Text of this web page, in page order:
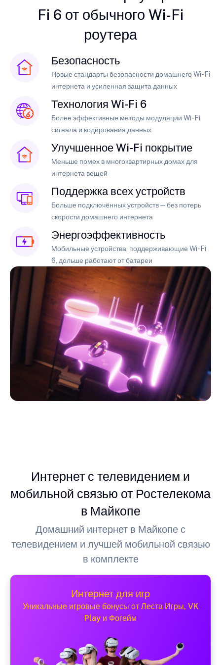
Fi 6 от обычного Wi-Fi
роутера
Безопасность
Новые стандарты безопасности домашнего Wi-Fi
интернета и усиленная защита данных
Технология Wi-Fi 6
Более эффективные методы модуляции Wi-Fi
сигнала и кодирования данных
Улучшенное Wi-Fi покрытие
Меньше помех в многоквартирных домах для
интернета вещей
Поддержка всех устройств
Больше подключённых устройств — без потерь
скорости домашнего интернета
Энергоэффективность
Мобильные устройства, поддерживающие Wi-Fi
6, дольше работают от батареи
Интернет с телевидением и
мобильной связью от Ростелекома
в Майкопе
Домашний интернет в Майкопе с
телевидением и лучшей мобильной связью
в комплекте
Интернет для игр
Уникальные игровые бонусы от Леста Игры, VK
Play и Фогейм